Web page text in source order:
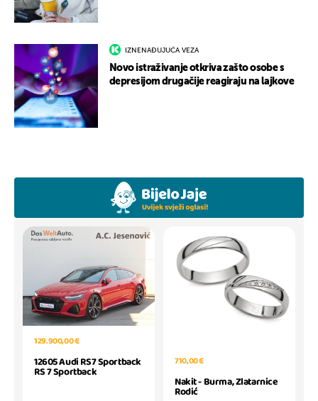
IZNENAĐUJUĆA VEZA
Novo istraživanje otkriva zašto osobe s
depresijom drugačije reagiraju na lajkove
129.900,00 €
12605 Audi RS7 Sportback
RS 7 Sportback
710,00 €
Nakit - Burma, Zlatarnice
Rodić